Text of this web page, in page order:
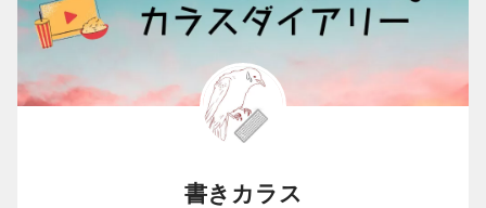
書きカラス